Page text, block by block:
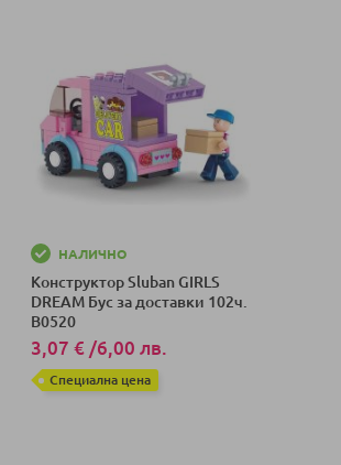
НАЛИЧНО
Конструктор Sluban GIRLS
DREAM Бус за доставки 102ч.
B0520
3,07 €/6,00 лв.
Специална цена